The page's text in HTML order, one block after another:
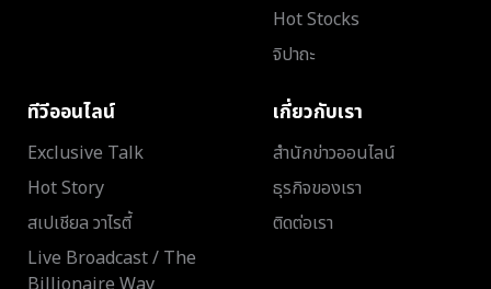
Hot Stocks
จิปาถะ
ทีวีออนไลน์
Exclusive Talk
Hot Story
สเปเชียล วาไรตี้
Live Broadcast / The
เกี่ยวกับเรา
สำนักข่าวออนไลน์
ธุรกิจของเรา
ติดต่อเรา